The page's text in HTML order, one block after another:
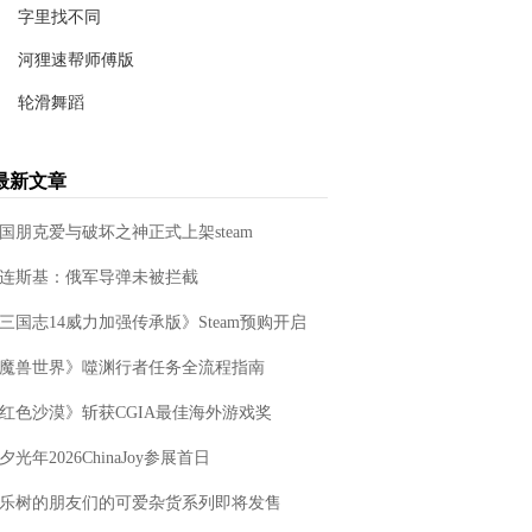
8.79M
字里找不同
休闲益智
河狸速帮师傅版
轮滑舞蹈
新文章
朋克爱与破坏之神正式上架steam
斯基：俄军导弹未被拦截
三国志14威力加强传承版》Steam预购开启‌
魔兽世界》噬渊行者任务全流程指南‌
红色沙漠》斩获CGIA最佳海外游戏奖‌
光年2026ChinaJoy参展首日
树的朋友们的可爱杂货系列即将发售